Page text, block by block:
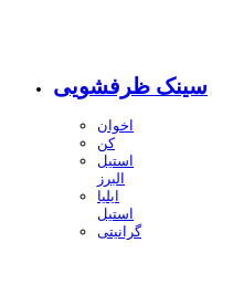
سینک ظرفشویی
اخوان
کن
استیل
البرز
ایلیا
استیل
گرانیتی